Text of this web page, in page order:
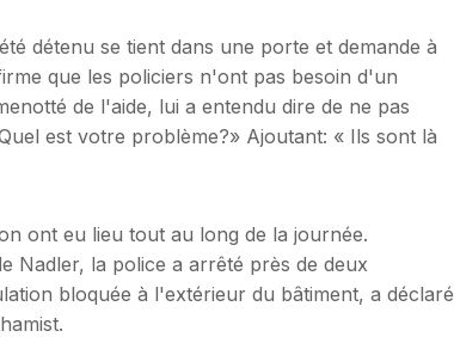
détenu se tient dans une porte et demande à
que les policiers n'ont pas besoin d'un
de l'aide, lui a entendu dire de ne pas
est votre problème?» Ajoutant: « Ils sont là
ont eu lieu tout au long de la journée.
Nadler, la police a arrêté près de deux
bloquée à l'extérieur du bâtiment, a déclaré